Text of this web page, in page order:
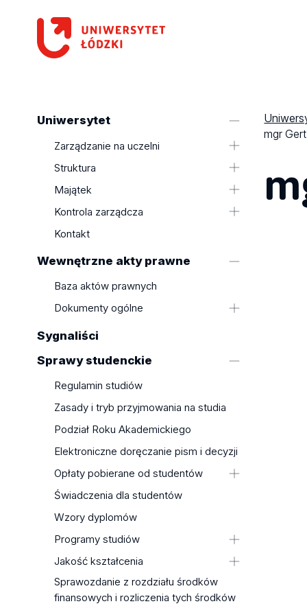
Uniwersytet
Zarządzanie na uczelni
Kolegium Rektorskie
Rada Uczelni
Struktura
Wydziały
Kolegia UŁ ds. nauki
Majątek
Mienie uczelni
Finanse Uczelni
Kontrola zarządcza
Oświadczenia o stanie kontroli
Plan działalności uczelni w danym
roku
działalności
Kontakt
Wewnętrzne akty prawne
Baza aktów prawnych
Dokumenty ogólne
Dekret o utworzeniu
Strategia
Regulamin zarządzania prawami
autorskimi
infrastruktury badawczej
Standardy Ochrony Małoletnich
Uchwały Uczelnianej Komisji
Wyborczej
Uczelnianej Komisji Wyborczej
Sygnaliści
Sprawy studenckie
Regulamin studiów
Zasady i tryb przyjmowania na studia
Podział Roku Akademickiego
Elektroniczne doręczanie pism i decyzji
Opłaty pobierane od studentów
Wysokość opłat za usługi
2026/2027
Wysokość opłat za usługi
edukacyjne w roku akademickim
Zasady pobierania opłat
Świadczenia dla studentów
Wzory dyplomów
Programy studiów
Wydział Biologii i Ochrony
Wydział Chemii
Jakość kształcenia
Uchwała PKA dotycząca oceny
programowej lub oceny
Sprawozdanie z rozdziału środków
finansowych i rozliczenia tych środków
mgr